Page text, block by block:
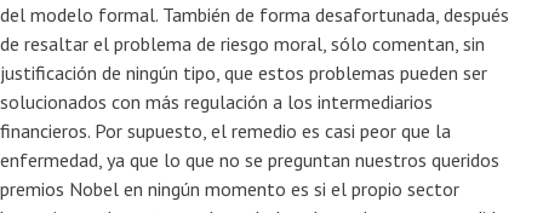
del modelo formal. También de forma desafortunada, después
de resaltar el problema de riesgo moral, sólo comentan, sin
justificación de ningún tipo, que estos problemas pueden ser
solucionados con más regulación a los intermediarios
financieros. Por supuesto, el remedio es casi peor que la
enfermedad, ya que lo que no se preguntan nuestros queridos
premios Nobel en ningún momento es si el propio sector